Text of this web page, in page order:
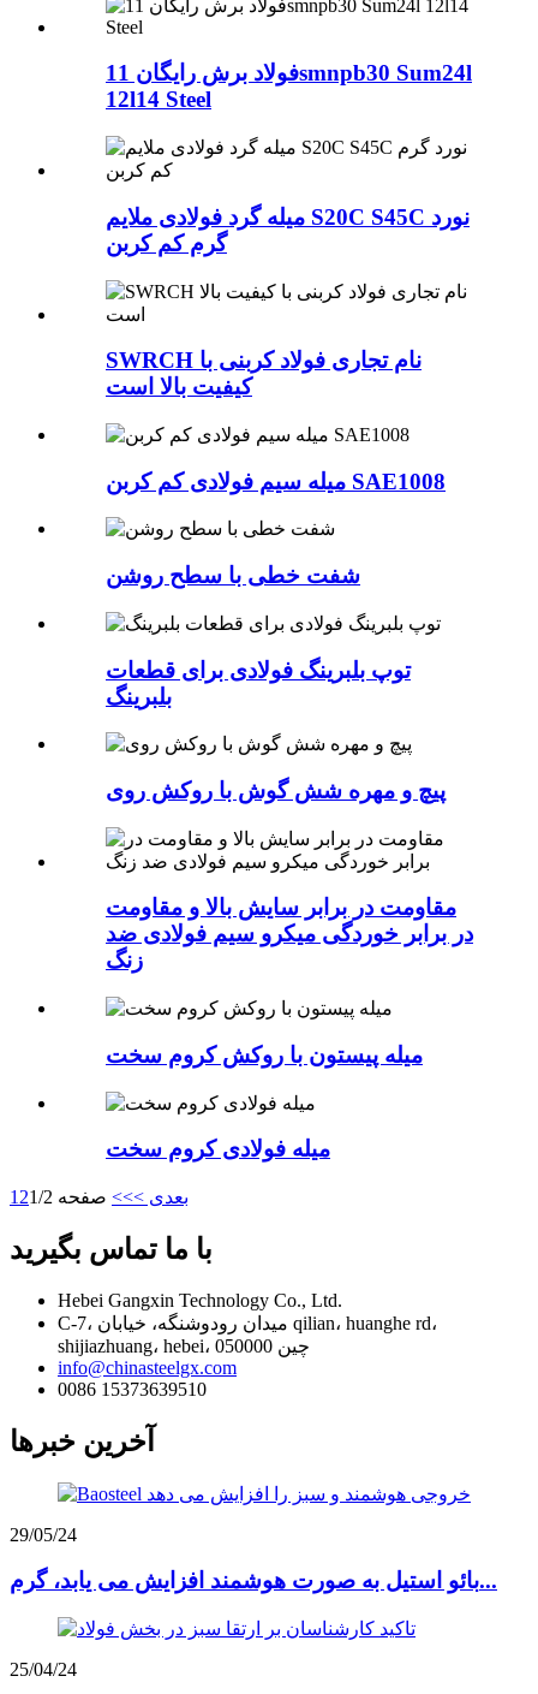
فولاد برش رایگان 11smnpb30 Sum24l
12l14 Steel
میله گرد فولادی ملایم S20C S45C نورد
گرم کم کربن
SWRCH نام تجاری فولاد کربنی با
کیفیت بالا است
میله سیم فولادی کم کربن SAE1008
شفت خطی با سطح روشن
توپ بلبرینگ فولادی برای قطعات
بلبرینگ
پیچ و مهره شش گوش با روکش روی
مقاومت در برابر سایش بالا و مقاومت
در برابر خوردگی میکرو سیم فولادی ضد
زنگ
میله پیستون با روکش کروم سخت
میله فولادی کروم سخت
1 2 بعدی >>> صفحه 1/2
با ما تماس بگیرید
Hebei Gangxin Technology Co., Ltd.
C-7، میدان رودوشنگه، خیابان qilian، huanghe rd،
shijiazhuang، hebei، چین 050000
info@chinasteelgx.com
0086 15373639510
آخرین خبرها
29/05/24
بائو استیل به صورت هوشمند افزایش می یابد، گرم...
25/04/24